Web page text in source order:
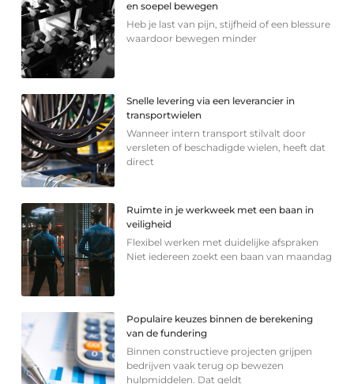
en soepel bewegen
Heb je last van pijn, stijfheid of een blessure
waardoor bewegen minder
Snelle levering via een leverancier in
transportwielen
Wanneer intern transport stilvalt door
versleten of beschadigde wielen, heeft dat
direct
Ruimte in je werkweek met een baan in
veiligheid
Flexibel werken met duidelijke afspraken
Niet iedereen zoekt een baan van maandag
Populaire keuzes binnen de berekening
van de fundering
Binnen constructieve projecten grijpen
bedrijven vaak terug op bewezen
hulpmiddelen. Dat geldt